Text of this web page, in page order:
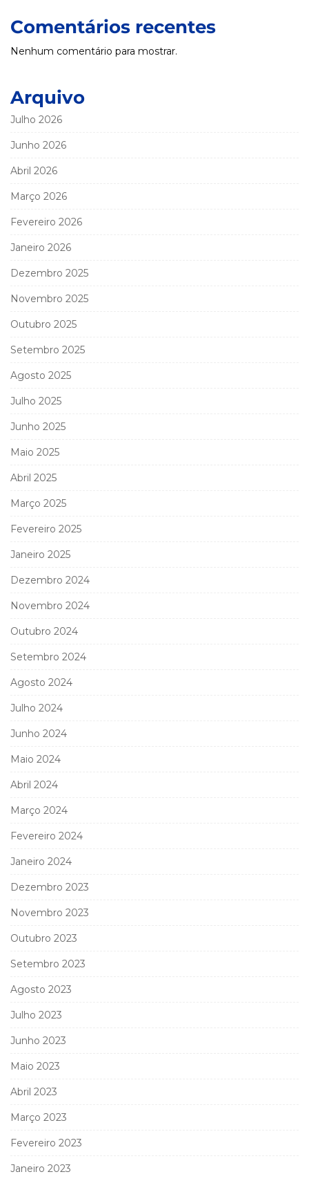
Comentários recentes
Nenhum comentário para mostrar.
Arquivo
Julho 2026
Junho 2026
Abril 2026
Março 2026
Fevereiro 2026
Janeiro 2026
Dezembro 2025
Novembro 2025
Outubro 2025
Setembro 2025
Agosto 2025
Julho 2025
Junho 2025
Maio 2025
Abril 2025
Março 2025
Fevereiro 2025
Janeiro 2025
Dezembro 2024
Novembro 2024
Outubro 2024
Setembro 2024
Agosto 2024
Julho 2024
Junho 2024
Maio 2024
Abril 2024
Março 2024
Fevereiro 2024
Janeiro 2024
Dezembro 2023
Novembro 2023
Outubro 2023
Setembro 2023
Agosto 2023
Julho 2023
Junho 2023
Maio 2023
Abril 2023
Março 2023
Fevereiro 2023
Janeiro 2023